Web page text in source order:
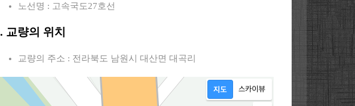
노선명 : 고속국도27호선
교량의 위치
교량의 주소 : 전라북도 남원시 대산면 대곡리